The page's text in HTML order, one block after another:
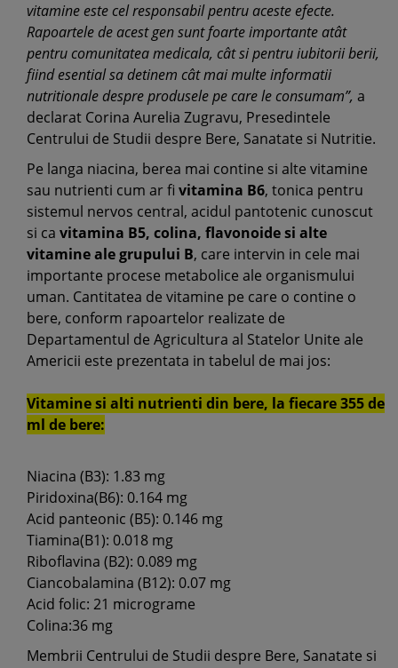
vitamine este cel responsabil pentru aceste efecte.
Rapoartele de acest gen sunt foarte importante atât
pentru comunitatea medicala, cât si pentru iubitorii berii,
fiind esential sa detinem cât mai multe informatii
nutritionale despre produsele pe care le consumam”, a
declarat Corina Aurelia Zugravu, Presedintele
Centrului de Studii despre Bere, Sanatate si Nutritie.
Pe langa niacina, berea mai contine si alte vitamine
sau nutrienti cum ar fi vitamina B6, tonica pentru
sistemul nervos central, acidul pantotenic cunoscut
si ca vitamina B5, colina, flavonoide si alte
vitamine ale grupului B, care intervin in cele mai
importante procese metabolice ale organismului
uman. Cantitatea de vitamine pe care o contine o
bere, conform rapoartelor realizate de
Departamentul de Agricultura al Statelor Unite ale
Americii este prezentata in tabelul de mai jos:
Vitamine si alti nutrienti din bere, la fiecare 355 de
ml de bere:
Niacina (B3): 1.83 mg
Piridoxina(B6): 0.164 mg
Acid panteonic (B5): 0.146 mg
Tiamina(B1): 0.018 mg
Riboflavina (B2): 0.089 mg
Ciancobalamina (B12): 0.07 mg
Acid folic: 21 micrograme
Colina:36 mg
Membrii Centrului de Studii despre Bere, Sanatate si